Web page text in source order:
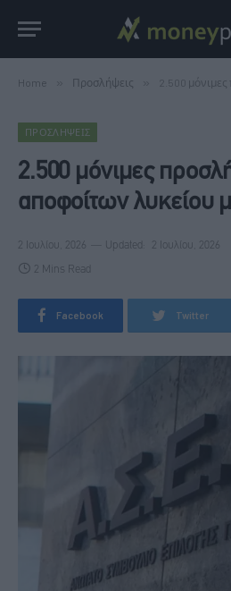
Home Προσλήψεις 2.500 μόνιμες
ΠΡΟΣΛΉΨΕΙΣ
2.500 μόνιμες
αποφοίτων λυκείου
2 Ιουλίου, 2026 Updated: 2 Ιουλίου, 2026
2 Mins Read
Facebook Twitter